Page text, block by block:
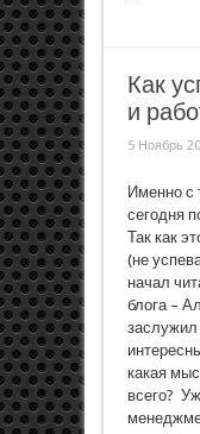
Как
и
5 Ноябрь
Именно с
сегодня
Так как
(не
начал
блога –
какая
всего?